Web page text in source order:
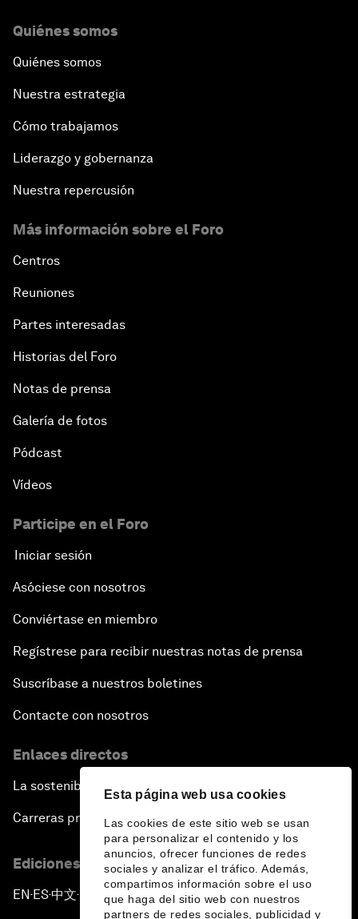
Esta página web usa cookies
Las cookies de este sitio web se usan
para personalizar el contenido y los
anuncios, ofrecer funciones de redes
sociales y analizar el tráfico. Además,
compartimos información sobre el uso
que haga del sitio web con nuestros
partners de redes sociales, publicidad y
Quiénes somos
Quiénes somos
Nuestra estrategia
Cómo trabajamos
Liderazgo y gobernanza
Nuestra repercusión
Más información sobre el Foro
Centros
Reuniones
Partes interesadas
Historias del Foro
Notas de prensa
Galería de fotos
Pódcast
Vídeos
Participe en el Foro
Iniciar sesión
Asóciese con nosotros
Conviértase en miembro
Regístrese para recibir nuestras notas de prensa
Suscríbase a nuestros boletines
Contacte con nosotros
Enlaces directos
La sostenibilidad en el Foro
Carreras profesionales
Ediciones en otros idiomas
EN ▪ES▪中文▪ 日本語